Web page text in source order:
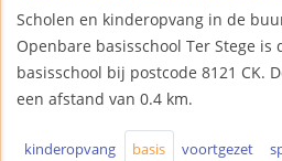
Scholen en kinderopvang in de
Openbare basisschool Ter Stege
basisschool bij postcode 8121 CK.
een afstand van 0.4 km.
kinderopvang basis voortgezet